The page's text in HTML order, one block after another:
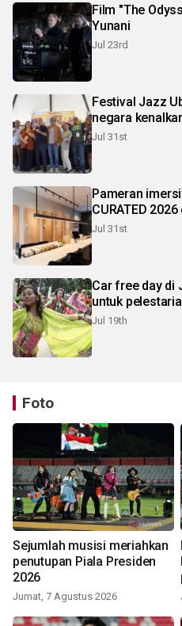
Film "The
Yunani
Jul 23rd
Festival Jazz
negara
Jul 31st
Pameran
CURATED
Jul 31st
Car free day di
untuk
Jul 19th
Foto
Sejumlah musisi meriahkan
penutupan Piala Presiden
2026
Jumat, 7 Agustus 2026